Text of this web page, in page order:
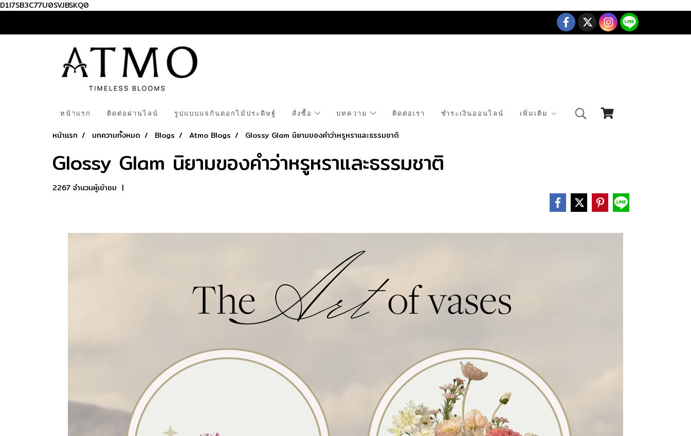
D1I7SB3C77U0SVJBSKQ0
หน้าแรก ติดต่อผ่านไลน์ รูปแบบแจกันดอกไม้ประดิษฐ์ สั่งซื้อ บทความ ติดต่อเรา ชำระเงินออนไลน์ เพิ่มเติม
หน้าแรก บทความทั้งหมด Blogs Atmo Blogs Glossy Glam นิยามของคำว่าหรูหราและธรรมชาติ
Glossy Glam นิยามของคำว่าหรูหราและธรรมชาติ
2267 จำนวนผู้เข้าชม |